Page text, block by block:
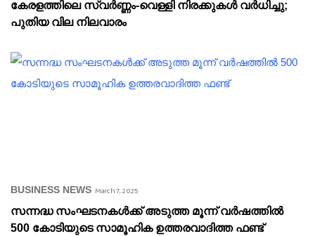
കേരളത്തിലെ സ്വർണ്ണം-വെള്ളി നിരക്കുകൾ വർധിച്ചു;
പുതിയ വില നിലവാരം
BUSINESS NEWS March 7, 2025
സന്നദ്ധ സംഘടനകൾക്ക് അടുത്ത മൂന്ന് വർഷത്തിൽ
500 കോടിയുടെ സാമൂഹിക ഉത്തരവാദിത്ത ഫണ്ട്